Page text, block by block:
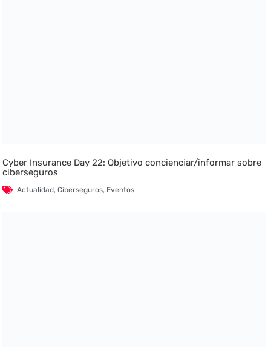
Cyber Insurance Day 22: Objetivo concienciar/informar sobre
ciberseguros
Actualidad,Ciberseguros, Eventos